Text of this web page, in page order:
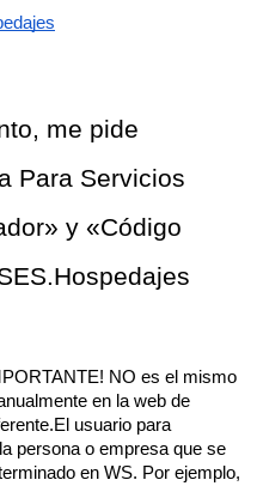
me pide
Para Servicios
y «Código
NO es el mismo
en la web de
usuario para
persona o empresa que se
en WS. Por ejemplo,